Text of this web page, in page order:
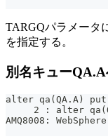
TARGQパラメータ
を指定する。
別名キュー
alter qa(QA.A)
2 : alter
AMQ8008: